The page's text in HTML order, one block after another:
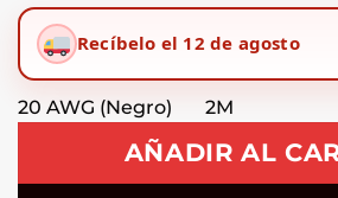
Recíbelo el 12 de agosto
20 AWG (Negro) 2M
AÑADIR AL